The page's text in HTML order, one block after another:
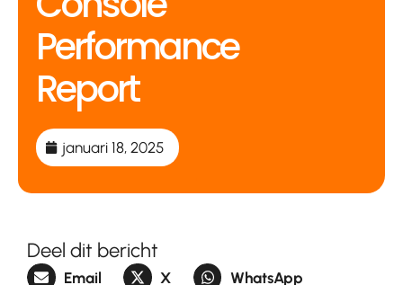
Performance
Report
januari 18, 2025
Deel dit bericht
Email X WhatsApp